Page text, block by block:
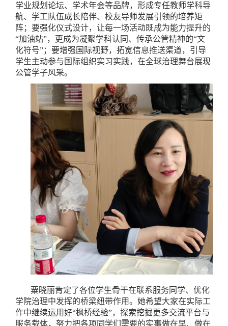
学业规划论坛、学术年会等品牌，形成专任教师学科导
航、学工队伍成长陪伴、校友导师发展引领的培养矩
阵；要强化仪式设计，让每一场活动既成为能力提升的
“加油站”，更成为凝聚学科认同、传承公管精神的“文
化符号”；要增强国际视野，拓宽信息推送渠道，引导
学生主动参与国际组织实习实践，在全球治理舞台展现
公管学子风采。
粟晓丽肯定了各位学生骨干在联系服务同学、优化
学院治理中发挥的桥梁纽带作用。她希望大家在实际工
作中继续运用好“枫桥经验”，探索挖掘更多交流平台与
服务载体，努力把各项同学们需要的实事做在早、做在